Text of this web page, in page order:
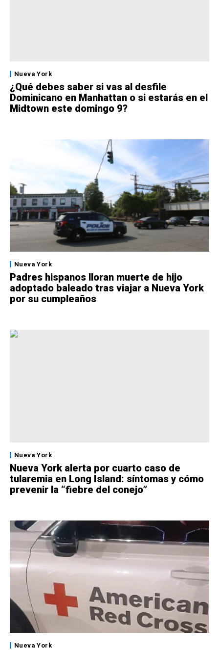
Nueva York
¿Qué debes saber si vas al desfile
Dominicano en Manhattan o si estarás en el
Midtown este domingo 9?
Nueva York
Padres hispanos lloran muerte de hijo
adoptado baleado tras viajar a Nueva York
por su cumpleaños
Nueva York
Nueva York alerta por cuarto caso de
tularemia en Long Island: síntomas y cómo
prevenir la “fiebre del conejo”
Nueva York